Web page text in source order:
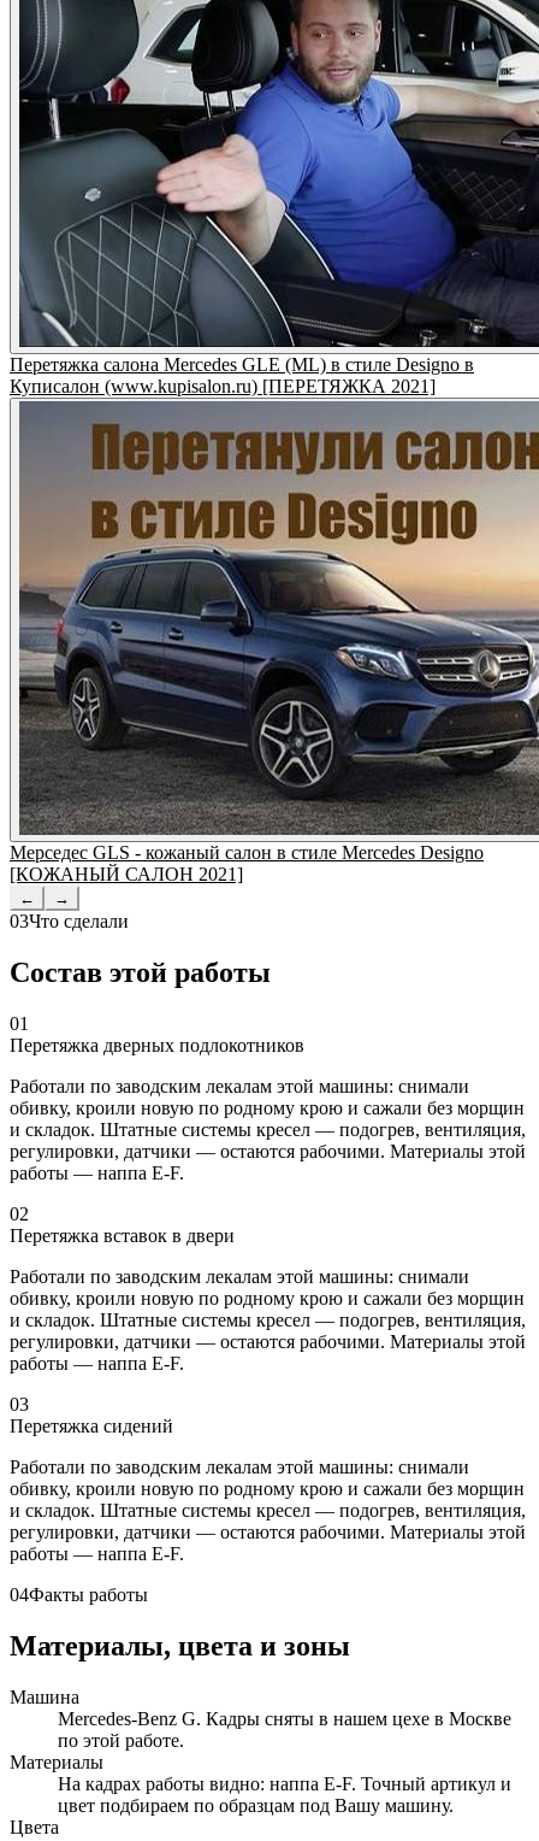
Перетяжка салона Mercedes GLE (ML) в стиле Designo в
Куписалон (www.kupisalon.ru) [ПЕРЕТЯЖКА 2021]
Мерседес GLS - кожаный салон в стиле Mercedes Designo
[КОЖАНЫЙ САЛОН 2021]
← →
03Что сделали
Состав этой работы
01
Перетяжка дверных подлокотников
Работали по заводским лекалам этой машины: снимали
обивку, кроили новую по родному крою и сажали без морщин
и складок. Штатные системы кресел — подогрев, вентиляция,
регулировки, датчики — остаются рабочими. Материалы этой
работы — наппа E-F.
02
Перетяжка вставок в двери
Работали по заводским лекалам этой машины: снимали
обивку, кроили новую по родному крою и сажали без морщин
и складок. Штатные системы кресел — подогрев, вентиляция,
регулировки, датчики — остаются рабочими. Материалы этой
работы — наппа E-F.
03
Перетяжка сидений
Работали по заводским лекалам этой машины: снимали
обивку, кроили новую по родному крою и сажали без морщин
и складок. Штатные системы кресел — подогрев, вентиляция,
регулировки, датчики — остаются рабочими. Материалы этой
работы — наппа E-F.
04Факты работы
Материалы, цвета и зоны
Машина
Mercedes-Benz G. Кадры сняты в нашем цехе в Москве
по этой работе.
Материалы
На кадрах работы видно: наппа E-F. Точный артикул и
цвет подбираем по образцам под Вашу машину.
Цвета